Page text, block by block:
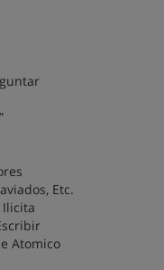
Etc.
Ilicita
Atomico